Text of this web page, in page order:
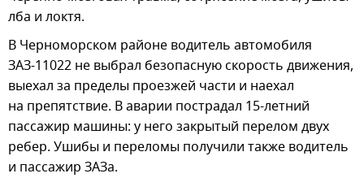
лба и локтя.
В Черноморском районе водитель автомобиля
ЗАЗ-11022 не выбрал безопасную скорость движения,
выехал за пределы проезжей части и наехал
на препятствие. В аварии пострадал 15-летний
пассажир машины: у него закрытый перелом двух
ребер. Ушибы и переломы получили также водитель
и пассажир ЗАЗа.